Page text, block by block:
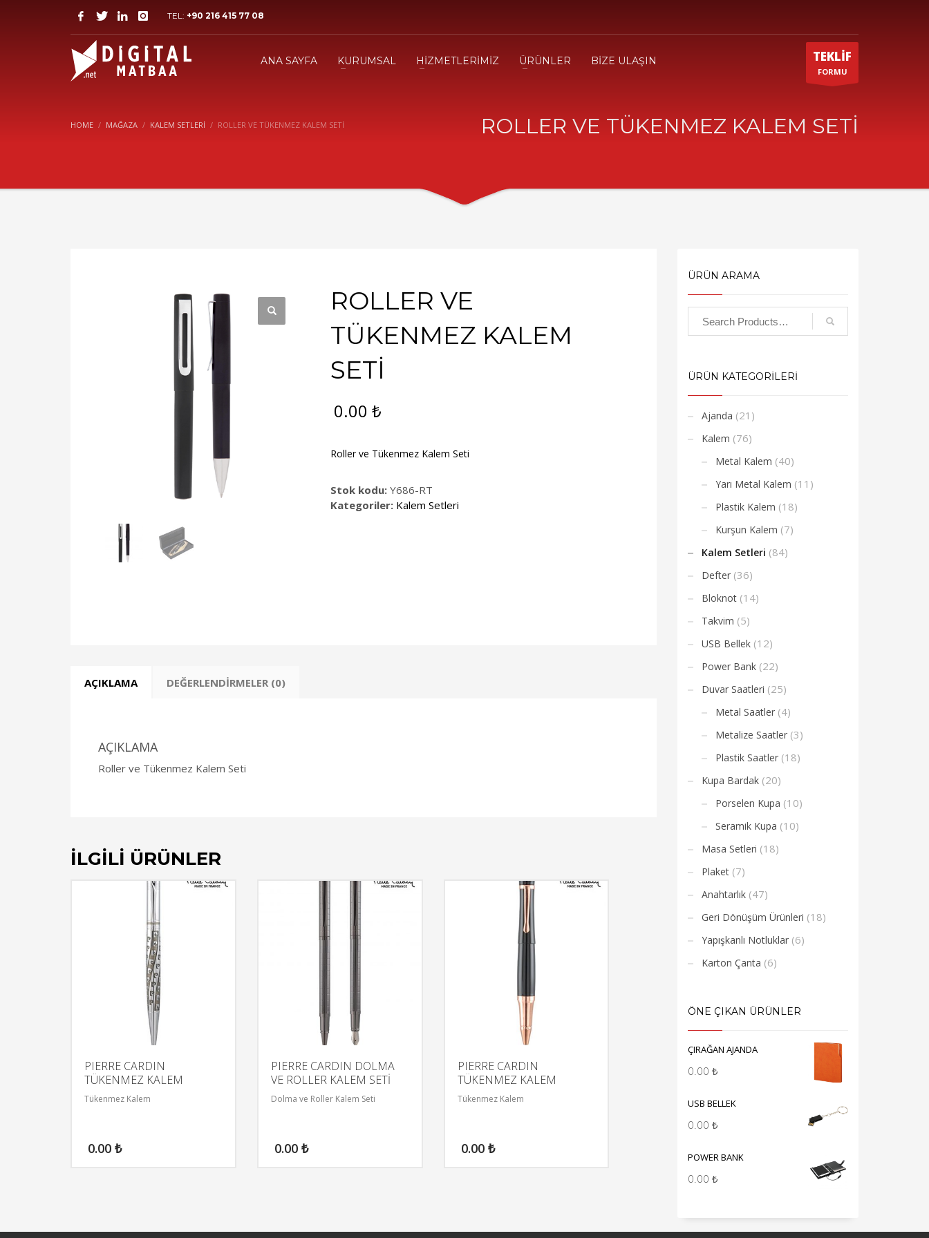
TEL: +90 216 415 77 08
ANA SAYFA KURUMSAL HİZMETLERİMİZ ÜRÜNLER BİZE ULAŞIN TEKLİF
FORMU
HOME MAĞAZA KALEM SETLERI ROLLER VE TÜKENMEZ KALEM SETİ ROLLER VE TÜKENMEZ KALEM SETİ
ROLLER VE
TÜKENMEZ KALEM
SETİ
0.00₺
Roller ve Tükenmez Kalem Seti
Stok kodu:Y686-RT
Kategoriler: Kalem Setleri
AÇIKLAMA DEĞERLENDIRMELER (0)
AÇIKLAMA
Roller ve Tükenmez Kalem Seti
İLGILI ÜRÜNLER
PIERRE CARDIN
TÜKENMEZ KALEM
Tükenmez Kalem
0.00 ₺
PIERRE CARDIN DOLMA
VE ROLLER KALEM SETİ
Dolma ve Roller Kalem Seti
0.00 ₺
PIERRE CARDIN
TÜKENMEZ KALEM
Tükenmez Kalem
0.00 ₺
ÜRÜN ARAMA
ÜRÜN KATEGORİLERİ
Ajanda (21)
Kalem (76)
Metal Kalem (40)
Yarı Metal Kalem (11)
Plastik Kalem (18)
Kurşun Kalem (7)
Kalem Setleri (84)
Defter (36)
Bloknot (14)
Takvim (5)
USB Bellek (12)
Power Bank (22)
Duvar Saatleri (25)
Metal Saatler (4)
Metalize Saatler (3)
Plastik Saatler (18)
Kupa Bardak (20)
Porselen Kupa (10)
Seramik Kupa (10)
Masa Setleri (18)
Plaket (7)
Anahtarlık (47)
Geri Dönüşüm Ürünleri (18)
Yapışkanlı Notluklar (6)
Karton Çanta (6)
ÖNE ÇIKAN ÜRÜNLER
ÇIRAĞAN AJANDA
0.00 ₺
USB BELLEK
0.00 ₺
POWER BANK
0.00 ₺